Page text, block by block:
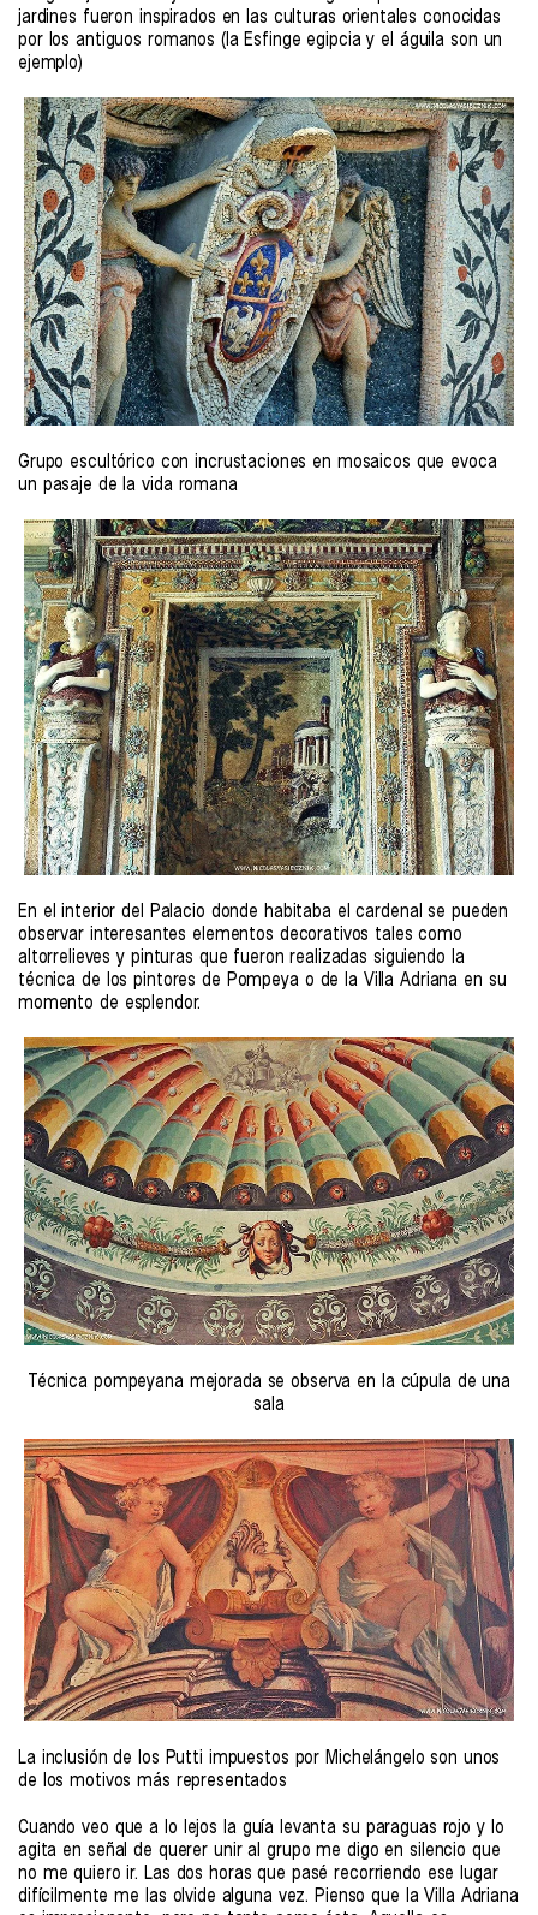
jardines fueron inspirados en las culturas orientales conocidas
por los antiguos romanos (la Esfinge egipcia y el águila son un
ejemplo)
Grupo escultórico con incrustaciones en mosaicos que evoca
un pasaje de la vida romana
En el interior del Palacio donde habitaba el cardenal se pueden
observar interesantes elementos decorativos tales como
altorrelieves y pinturas que fueron realizadas siguiendo la
técnica de los pintores de Pompeya o de la Villa Adriana en su
momento de esplendor.
Técnica pompeyana mejorada se observa en la cúpula de una
sala
La inclusión de los Putti impuestos por Michelángelo son unos
de los motivos más representados
Cuando veo que a lo lejos la guía levanta su paraguas rojo y lo
agita en señal de querer unir al grupo me digo en silencio que
no me quiero ir. Las dos horas que pasé recorriendo ese lugar
difícilmente me las olvide alguna vez. Pienso que la Villa Adriana